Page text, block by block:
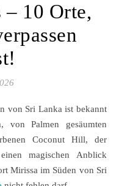
– 10 Orte,
von Palmen gesäumten
Coconut Hill, der
magischen Anblick
Mirissa im Süden von Sri